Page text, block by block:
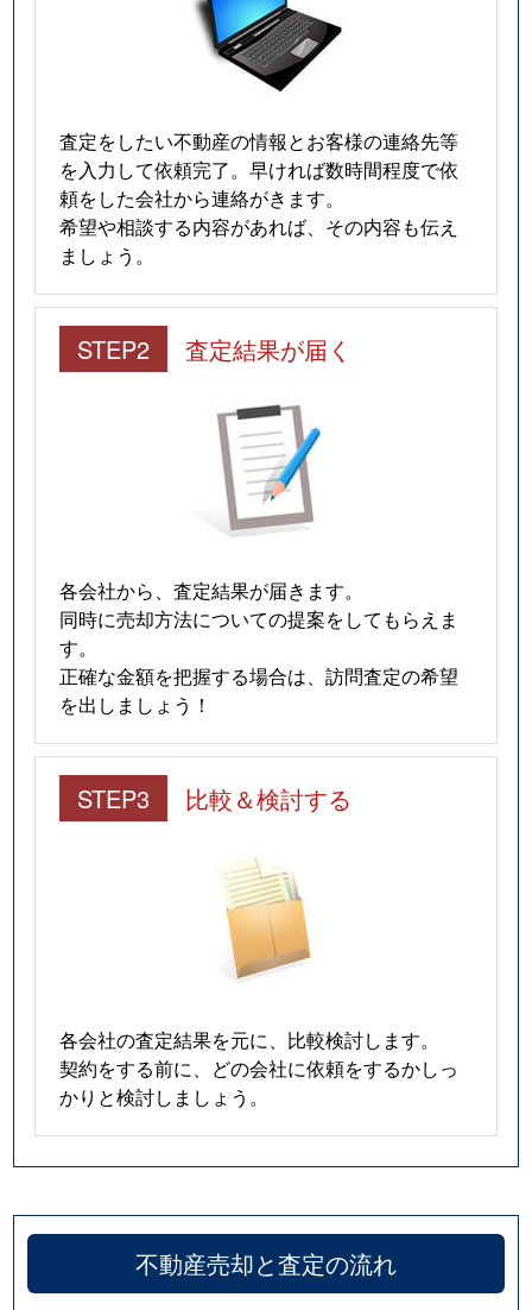
査定をしたい不動産の情報とお客様の連絡先等
を入力して依頼完了。早ければ数時間程度で依
頼をした会社から連絡がきます。
希望や相談する内容があれば、その内容も伝え
ましょう。
STEP2 査定結果が届く
各会社から、査定結果が届きます。
同時に売却方法についての提案をしてもらえま
す。
正確な金額を把握する場合は、訪問査定の希望
を出しましょう！
STEP3 比較＆検討する
各会社の査定結果を元に、比較検討します。
契約をする前に、どの会社に依頼をするかしっ
かりと検討しましょう。
不動産売却と査定の流れ